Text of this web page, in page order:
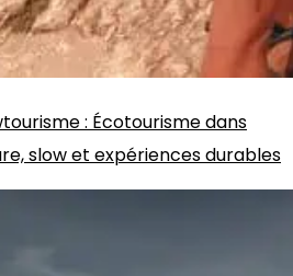
: Écotourisme dans
slow et expériences durables